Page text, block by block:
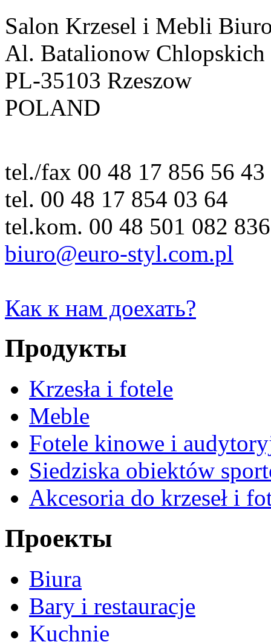
Salon Krzesel i Mebli
Al. Batalionow
PL-35103 Rzeszow
POLAND
tel./fax 00 48 17 856 56 43
tel. 00 48 17 854 03 64
tel.kom. 00 48 501 082 836
biuro@euro-styl.com.pl
Как к нам доехать?
Продукты
Krzesła i fotele
Meble
Fotele kinowe i
Siedziska obiektów
Akcesoria do krzeseł i
Проекты
Biura
Bary i restauracje
Kuchnie